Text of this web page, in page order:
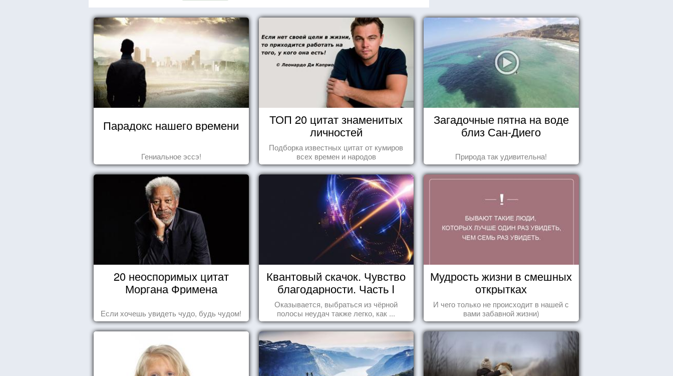
Парадокс нашего времени
Гениальное эссэ!
ТОП 20 цитат знаменитых
личностей
Подборка известных цитат от кумиров
всех времен и народов
Загадочные пятна на воде
близ Сан-Диего
Природа так удивительна!
20 неоспоримых цитат
Моргана Фримена
Если хочешь увидеть чудо, будь чудом!
Квантовый скачок. Чувство
благодарности. Часть I
Оказывается, выбраться из чёрной
полосы неудач также легко, как ...
Мудрость жизни в смешных
открытках
И чего только не происходит в нашей с
вами забавной жизни)